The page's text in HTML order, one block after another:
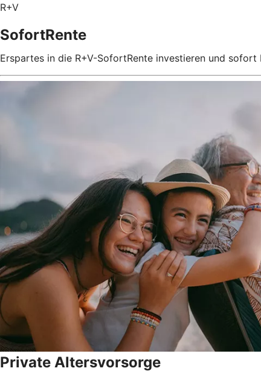
R+V
SofortRente
Erspartes in die R+V-SofortRente investieren und sofort
Private Altersvorsorge